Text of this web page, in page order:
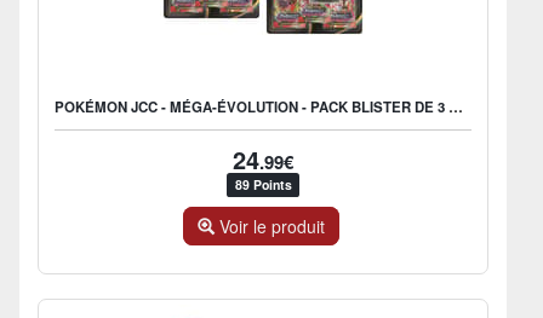
POKÉMON JCC - MÉGA-ÉVOLUTION - PACK BLISTER DE 3 BOOSTERS ME02 FLAMMES FANTASMAGORIQUES FARFURET OU DIMORET (1 BLISTER ALÉATOIRE) - FR
24.99€
89 Points
Voir le produit